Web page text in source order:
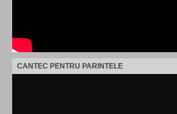
CANTEC PENTRU PARINTELE